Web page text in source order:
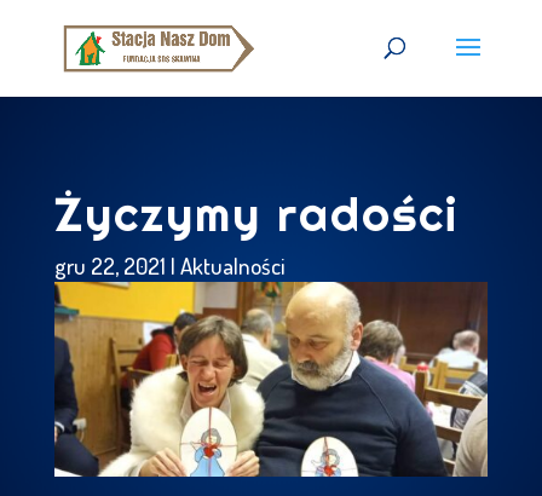
Życzymy radości
gru 22, 2021 | Aktualności